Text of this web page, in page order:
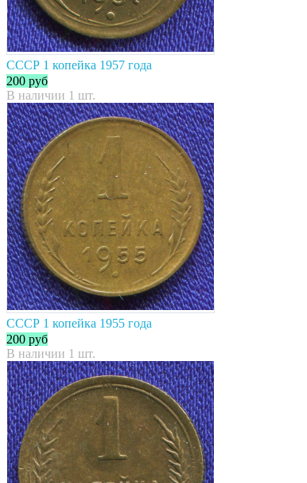
СССР 1 копейка 1957 года
200 руб
В наличии 1 шт.
СССР 1 копейка 1955 года
200 руб
В наличии 1 шт.